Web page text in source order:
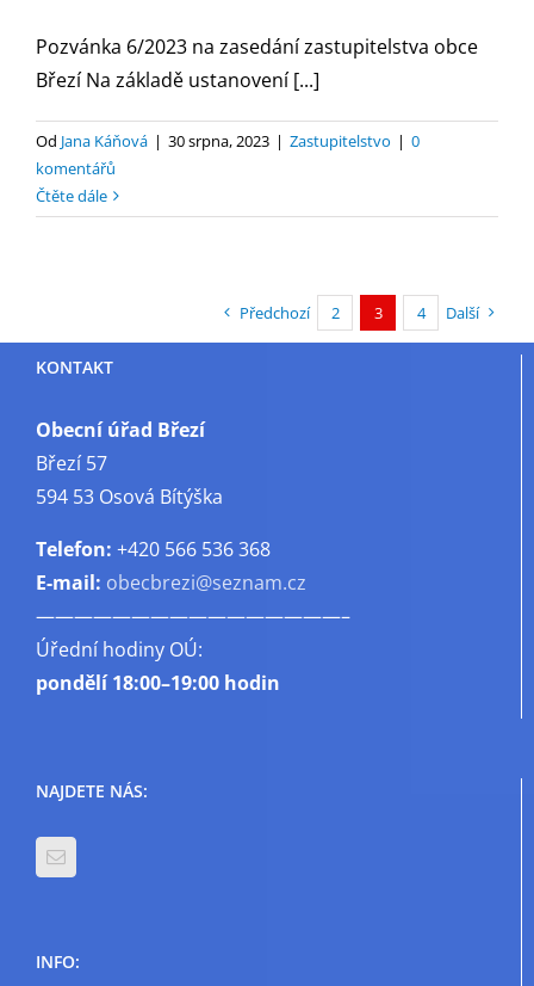
Pozvánka 6/2023 na zasedání zastupitelstva obce
Březí Na základě ustanovení [...]
Od Jana Káňová | 30 srpna, 2023 | Zastupitelstvo | 0
komentářů
Čtěte dále
Předchozí 2 3 4 Další
KONTAKT
Obecní úřad Březí
Březí 57
594 53 Osová Bítýška
Telefon: +420 566 536 368
E-mail: obecbrezi@seznam.cz
————————————————–
Úřední hodiny OÚ:
pondělí18:00–19:00 hodin
NAJDETE NÁS:
INFO: